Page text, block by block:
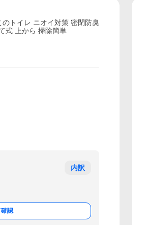
トイレ ニオイ対策 密閉防臭
式 上から 掃除簡単
内訳
確認